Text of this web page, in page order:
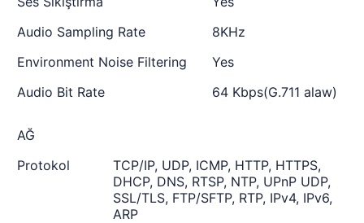
Audio Sampling Rate
8KHz
Environment Noise Filtering
Yes
Audio Bit Rate
64 Kbps(G.711 alaw)
AĞ
Protokol
TCP/IP, UDP, ICMP, HTTP, HTTPS,
DHCP, DNS, RTSP, NTP, UPnP UDP,
SSL/TLS, FTP/SFTP, RTP, IPv4, IPv6,
ARP